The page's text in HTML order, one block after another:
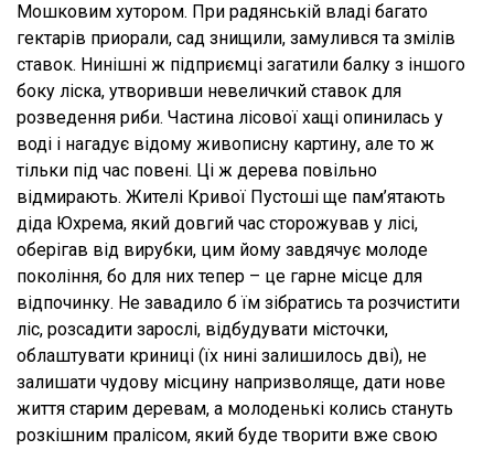
Мошковим хутором. При радянській владі багато
гектарів приорали, сад знищили, замулився та змілів
ставок. Нинішні ж підприємці загатили балку з іншого
боку ліска, утворивши невеличкий ставок для
розведення риби. Частина лісової хащі опинилась у
воді і нагадує відому живописну картину, але то ж
тільки під час повені. Ці ж дерева повільно
відмирають. Жителі Кривої Пустоші ще пам’ятають
діда Юхрема, який довгий час сторожував у лісі,
оберігав від вирубки, цим йому завдячує молоде
покоління, бо для них тепер – це гарне місце для
відпочинку. Не завадило б їм зібратись та розчистити
ліс, розсадити зарослі, відбудувати місточки,
облаштувати криниці (їх нині залишилось дві), не
залишати чудову місцину напризволяще, дати нове
життя старим деревам, а молоденькі колись стануть
розкішним пралісом, який буде творити вже свою